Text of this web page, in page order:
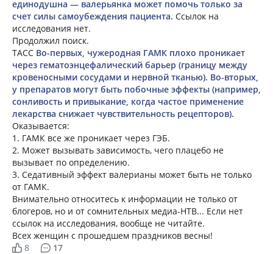
единодушна — валерьянка может помочь только за
счет силы самоубеждения пациента. Ссылок на
исследования нет.
Продолжил поиск.
ТАСС Во-первых, чужеродная ГАМК плохо проникает
через гематоэнцефалический барьер (границу между
кровеносными сосудами и нервной тканью). Во-вторых,
у препаратов могут быть побочные эффекты (например,
сонливость и привыкание, когда частое применение
лекарства снижает чувствительность рецепторов).
Оказывается:
1. ГАМК все же проникает через ГЭБ.
2. Может вызывать зависимость, чего плацебо не
вызывает по определению.
3. Седативный эффект валерианы может быть не только
от ГАМК.
Внимательно относитесь к информации не только от
блогеров, но и от сомнительных медиа-НТВ... Если нет
ссылок на исследования, вообще не читайте.
Всех женщин с прошедшем праздников весны!
8
17